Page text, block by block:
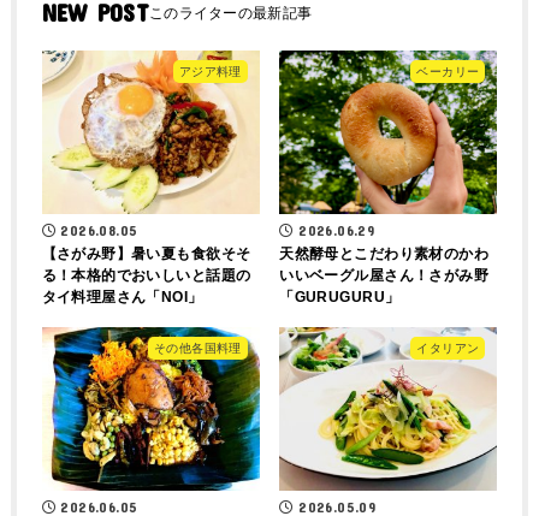
NEW POST
アジア料理
2026.08.05
【さがみ野】暑い夏も食欲そそ
る！本格的でおいしいと話題の
タイ料理屋さん「NOI」
ベーカリー
2026.06.29
天然酵母とこだわり素材のかわ
いいベーグル屋さん！さがみ野
「GURUGURU」
その他各国料理
2026.06.05
イタリアン
2026.05.09